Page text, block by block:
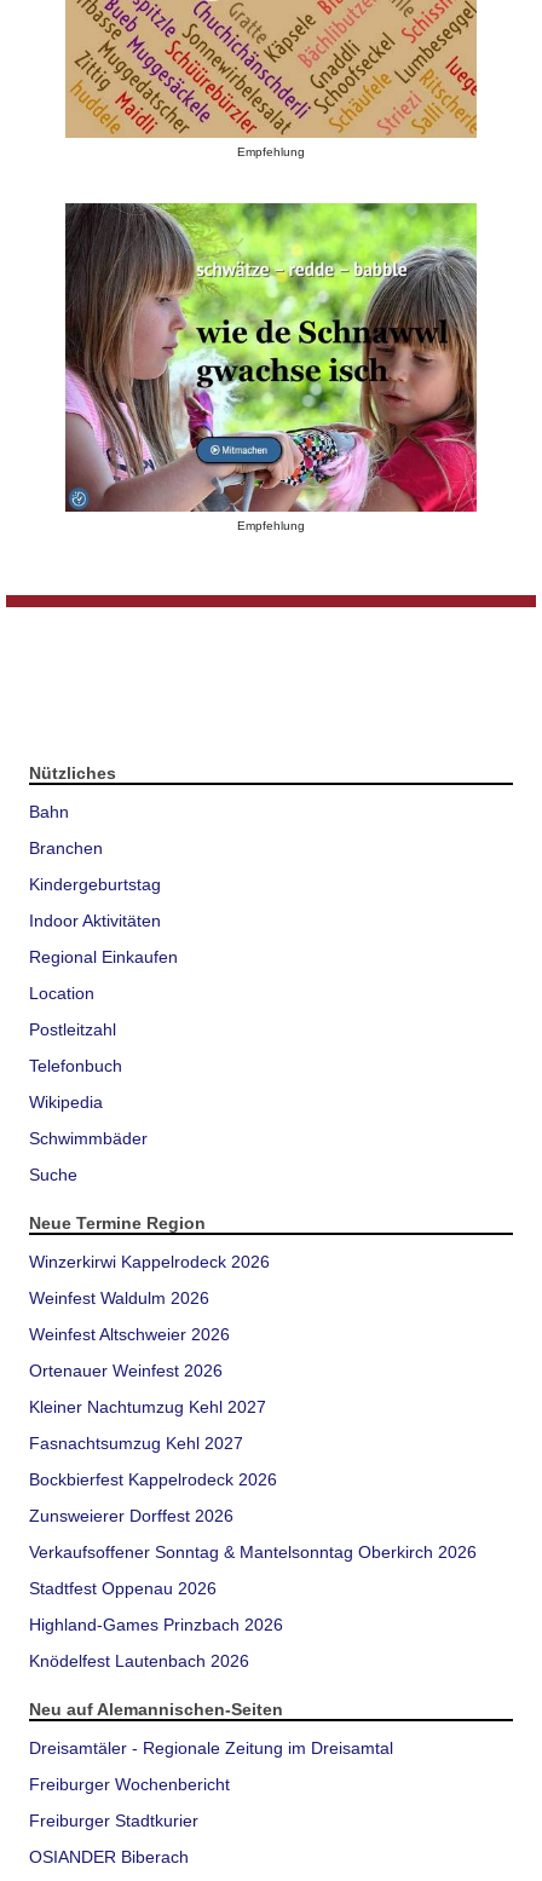
Empfehlung
Empfehlung
Nützliches
Bahn
Branchen
Kindergeburtstag
Indoor Aktivitäten
Regional Einkaufen
Location
Postleitzahl
Telefonbuch
Wikipedia
Schwimmbäder
Suche
Neue Termine Region
Winzerkirwi Kappelrodeck 2026
Weinfest Waldulm 2026
Weinfest Altschweier 2026
Ortenauer Weinfest 2026
Kleiner Nachtumzug Kehl 2027
Fasnachtsumzug Kehl 2027
Bockbierfest Kappelrodeck 2026
Zunsweierer Dorffest 2026
Verkaufsoffener Sonntag & Mantelsonntag Oberkirch 2026
Stadtfest Oppenau 2026
Highland-Games Prinzbach 2026
Knödelfest Lautenbach 2026
Neu auf Alemannischen-Seiten
Dreisamtäler - Regionale Zeitung im Dreisamtal
Freiburger Wochenbericht
Freiburger Stadtkurier
OSIANDER Biberach